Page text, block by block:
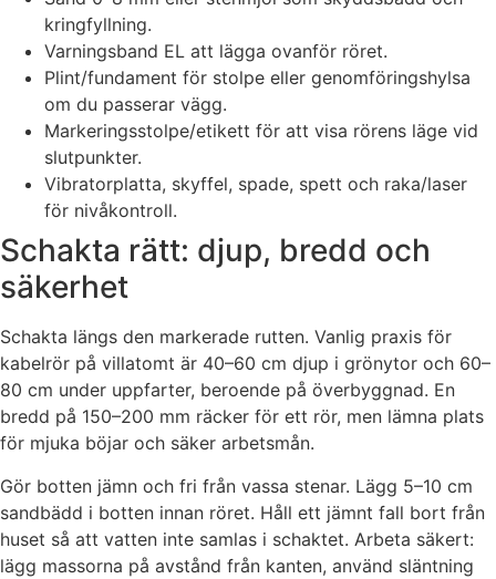
kringfyllning.
Varningsband EL att lägga ovanför röret.
Plint/fundament för stolpe eller genomföringshylsa
om du passerar vägg.
Markeringsstolpe/etikett för att visa rörens läge vid
slutpunkter.
Vibratorplatta, skyffel, spade, spett och raka/laser
för nivåkontroll.
Schakta rätt: djup, bredd och
säkerhet
Schakta längs den markerade rutten. Vanlig praxis för
kabelrör på villatomt är 40–60 cm djup i grönytor och 60–
80 cm under uppfarter, beroende på överbyggnad. En
bredd på 150–200 mm räcker för ett rör, men lämna plats
för mjuka böjar och säker arbetsmån.
Gör botten jämn och fri från vassa stenar. Lägg 5–10 cm
sandbädd i botten innan röret. Håll ett jämnt fall bort från
huset så att vatten inte samlas i schaktet. Arbeta säkert:
lägg massorna på avstånd från kanten, använd släntning